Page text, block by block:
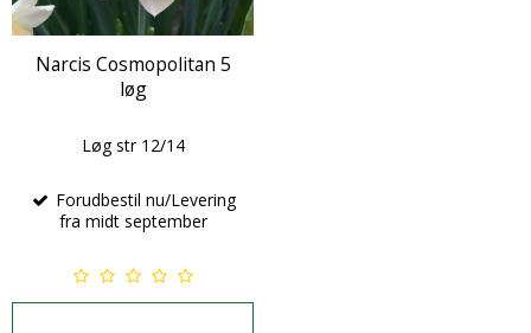
Narcis Cosmopolitan 5
løg
Løg str 12/14
Forudbestil nu/Levering
fra midt september